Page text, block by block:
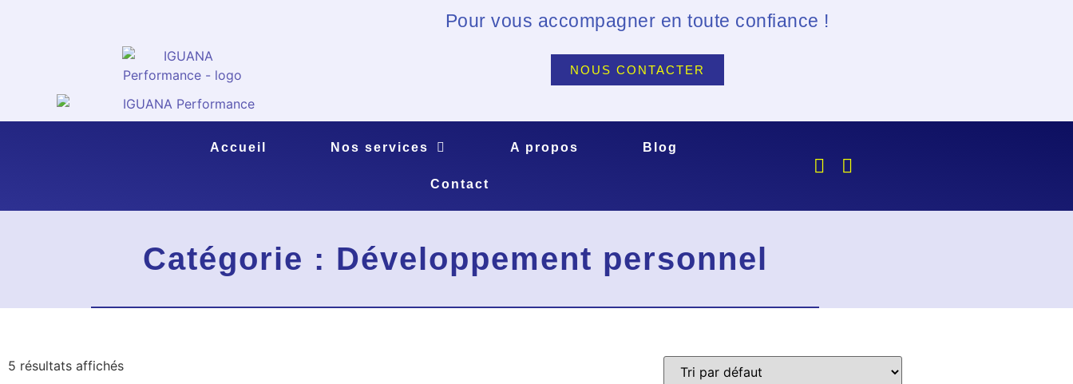
Pour vous accompagner en toute confiance !
NOUS CONTACTER
Accueil Nos services A propos Blog
Contact
Catégorie : Développement personnel
5 résultats affichés